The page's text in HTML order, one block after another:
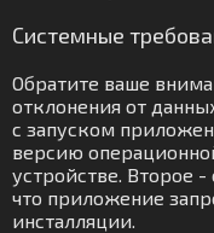
Системные
Обратите ваше
отклонения от
с запуском
версию
устройстве. Второе
что приложение
инсталляции.